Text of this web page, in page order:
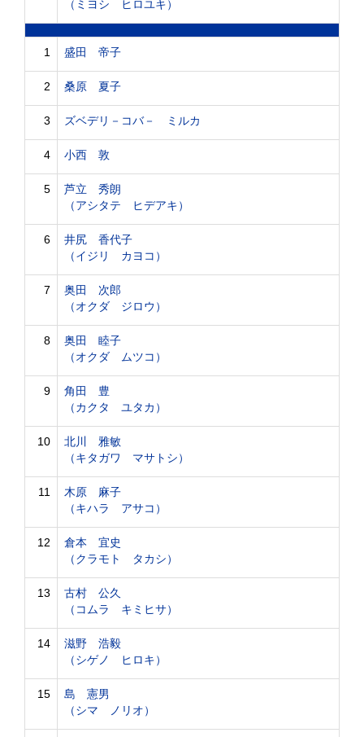
（ミヨシ ヒロユキ）
1 盛田 帝子
2 桑原 夏子
3 ズベデリ－コバ－ ミルカ
4 小西 敦
5
芦立 秀朗
（アシタテ ヒデアキ）
6
井尻 香代子
（イジリ カヨコ）
7
奥田 次郎
（オクダ ジロウ）
8
奥田 睦子
（オクダ ムツコ）
9
角田 豊
（カクタ ユタカ）
10
北川 雅敏
（キタガワ マサトシ）
11
木原 麻子
（キハラ アサコ）
12
倉本 宜史
（クラモト タカシ）
13
古村 公久
（コムラ キミヒサ）
14
滋野 浩毅
（シゲノ ヒロキ）
15
島 憲男
（シマ ノリオ）